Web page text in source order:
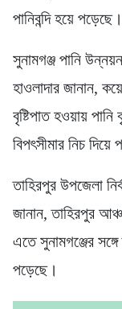
পানিবন্দি হয়ে পড়েছে।
সুনামগঞ্জ পানি
হাওলাদার জানান,
বৃষ্টিপাত হওয়ায়
বিপৎসীমার নিচ দিয়ে
তাহিরপুর উপজেলা
জানান, তাহিরপুর
এতে সুনামগঞ্জের
পড়েছে।